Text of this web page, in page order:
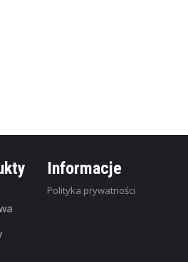
Informacje
Polityka prywatności